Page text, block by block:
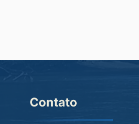
Contato